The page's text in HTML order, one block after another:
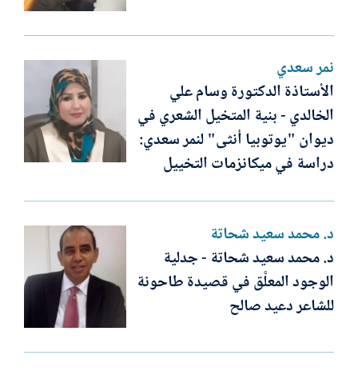
نمر سعدي
الأستاذة الدكتورة وسام علي
الخالدي - بنية المتخيل الشعري في
ديوان "يوتوبيا أنثى" لنمر سعدي:
دراسة في ميكانزمات التخييل
د. محمد سعيد شحاتة
د. محمد سعيد شحاتة - جدلية
الوجود المعلَّق في قصيدة طاحونة
للشاعر دعيد صالح